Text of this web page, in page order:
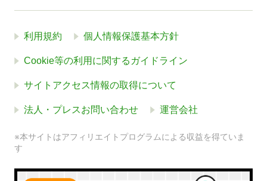
利用規約 個人情報保護基本方針
Cookie等の利用に関するガイドライン
サイトアクセス情報の取得について
法人・プレスお問い合わせ 運営会社
※本サイトはアフィリエイトプログラムによる収益を得ていま
す